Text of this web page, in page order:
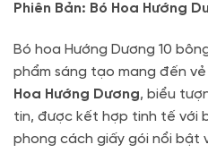
Phiên Bản: Bó Hoa Hướng
Bó hoa Hướng Dương 10
phẩm sáng tạo mang đến
Hoa Hướng Dương, biểu
tin, được kết hợp tinh tế với
phong cách giấy gói nổi bật